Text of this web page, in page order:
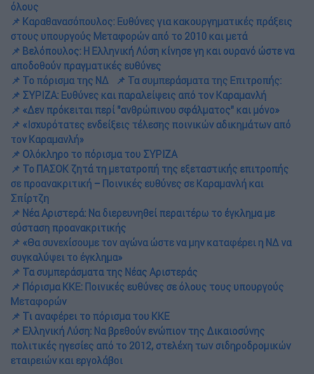
όλους
📌 Καραθανασόπουλος: Eυθύνες για κακουργηματικές πράξεις
στους υπουργούς Μεταφορών από το 2010 και μετά
📌 Βελόπουλος: Η Ελληνική Λύση κίνησε γη και ουρανό ώστε να
αποδοθούν πραγματικές ευθύνες
📌 Το πόρισμα της ΝΔ
📌 Τα συμπεράσματα της Επιτροπής:
📌 ΣΥΡΙΖΑ: Ευθύνες και παραλείψεις από τον Καραμανλή
📌 «Δεν πρόκειται περί "ανθρώπινου σφάλματος" και μόνο»
📌 «Ισχυρότατες ενδείξεις τέλεσης ποινικών αδικημάτων από
τον Καραμανλή»
📌 Ολόκληρο το πόρισμα του ΣΥΡΙΖΑ
📌 Το ΠΑΣΟΚ ζητά τη μετατροπή της εξεταστικής επιτροπής
σε προανακριτική – Ποινικές ευθύνες σε Καραμανλή και
Σπίρτζη
📌 Νέα Αριστερά: Να διερευνηθεί περαιτέρω το έγκλημα με
σύσταση προανακριτικής
📌 «Θα συνεχίσουμε τον αγώνα ώστε να μην καταφέρει η ΝΔ να
συγκαλύψει το έγκλημα»
📌 Τα συμπεράσματα της Νέας Αριστεράς
📌 Πόρισμα ΚΚΕ: Ποινικές ευθύνες σε όλους τους υπουργούς
Μεταφορών
📌 Τι αναφέρει το πόρισμα του ΚΚΕ
📌 Ελληνική Λύση: Να βρεθούν ενώπιον της Δικαιοσύνης
πολιτικές ηγεσίες από το 2012, στελέχη των σιδηροδρομικών
εταιρειών και εργολάβοι